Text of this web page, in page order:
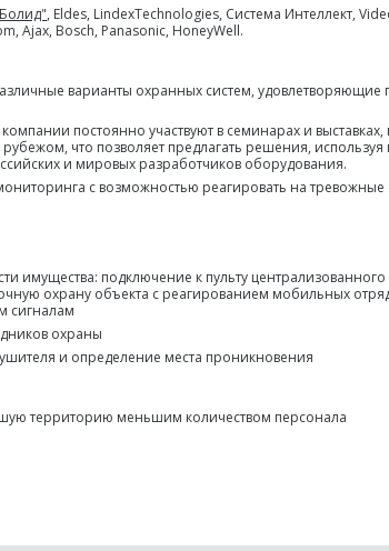
, Eldes, LindexTechnologies, Система Интеллект,
Ajax, Bosch, Panasonic, HoneyWell.
варианты охранных систем, удовлетворяющие
постоянно участвуют в семинарах и
что позволяет предлагать решения, используя
и мировых разработчиков оборудования.
с возможностью реагировать на тревожные
имущества: подключение к пульту
охрану объекта с реагированием мобильных
сигналам
охраны
и определение места проникновения
территорию меньшим количеством персонала